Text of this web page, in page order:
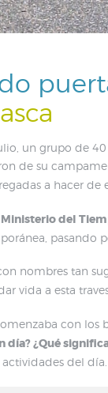
un grupo de
de su
a hacer de
Ministerio del
pasando
nombres tan
vida a esta
con los
día? ¿Qué
del día.